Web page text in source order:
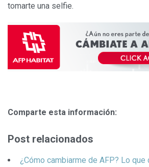
tomarte una selfie.
Comparte esta información:
Post relacionados
¿Cómo cambiarme de AFP? Lo